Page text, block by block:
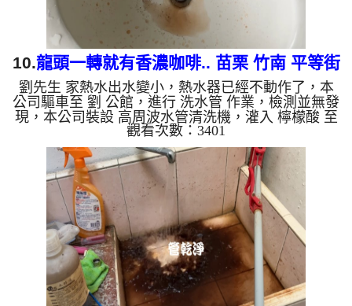
10.龍頭一轉就有香濃咖啡.. 苗栗 竹南 平等街
洗水管
劉先生 家熱水出水變小，熱水器已經不動作了，本
公司驅車至 劉 公館，進行 洗水管 作業，檢測並無發
現，本公司裝設 高周波水管清洗機，灌入 檸檬酸 至
水管，等了約15分，開啟 水管清洗機 ，啟動 螺旋
波 模式，一洗水管就流出髒水，突然出現咖啡，二
個多小時後，熱水出水量恢復熱水器也正常了。 如
是自來水，如水管老化，會產生鐵鏽跟泥沙堆積，洗
出來的水就會是咖啡色，地下水含有氧化錳，管壁上
會結成黑色管垢，洗出來的水會跟石油一樣黑，有些
洗出綠色的水，是因為裡面有銅的物質，生鏽產生銅
綠，如是藍色的水，是...
觀看次數：3401